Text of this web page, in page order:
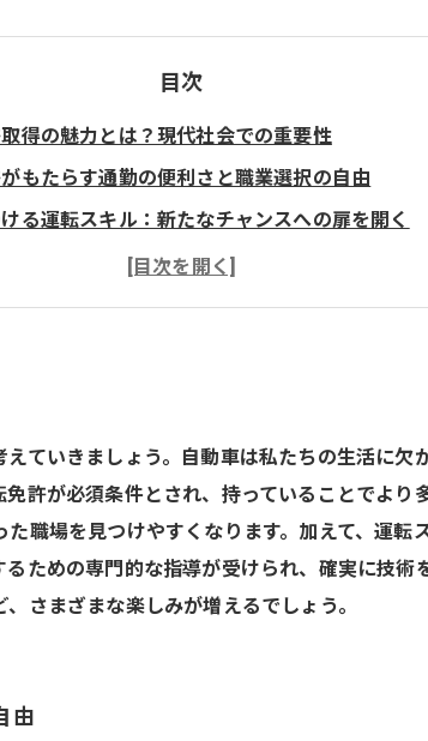
目次
得の魅力とは？現代社会での重要性
もたらす通勤の便利さと職業選択の自由
る運転スキル：新たなチャンスへの扉を開く
の専門指導：安心して運転技術を磨こう
ゃない！プライベートの充実を運転免許が実
取得することで広がる新しいライフスタイル
ていきましょう。自動車は私たちの生活に
許が必須条件とされ、持っていることでよ
職場を見つけやすくなります。加えて、運転
ための専門的な指導が受けられ、確実に技
さまざまな楽しみが増えるでしょう。
由